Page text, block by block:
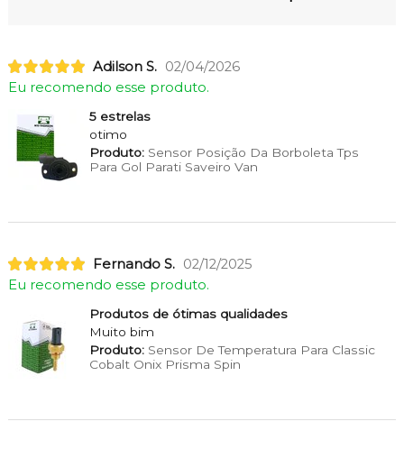
Adilson S. 02/04/2026
Eu recomendo esse produto.
5 estrelas
otimo
Produto:Sensor Posição Da Borboleta Tps
Para Gol Parati Saveiro Van
Fernando S. 02/12/2025
Eu recomendo esse produto.
Produtos de ótimas qualidades
Muito bim
Produto:Sensor De Temperatura Para Classic
Cobalt Onix Prisma Spin